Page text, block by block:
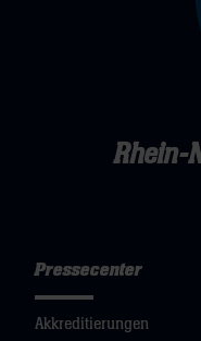
Rhein-
Pressecenter
Akkreditierungen